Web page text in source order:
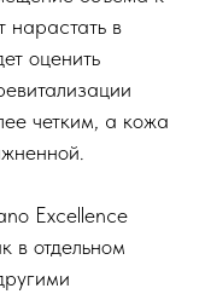
нарастать в
оценить
четким, а кожа
Excellence
в отдельном